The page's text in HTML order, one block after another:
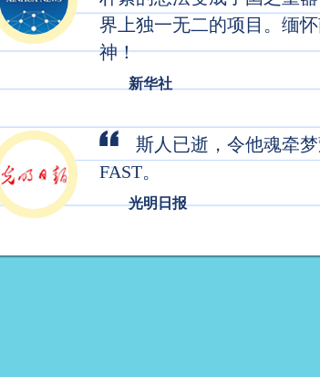
界上独一无二的项目。缅
神！
新华社
斯人已逝，令他魂牵
FAST。
光明日报